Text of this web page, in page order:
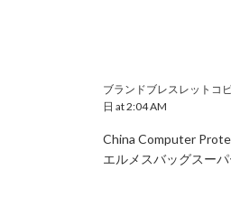
ブランドブレスレットコ
日 at 2:04 AM
China Computer
エルメスバッグスー